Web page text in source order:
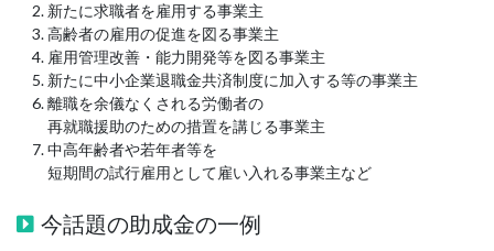
新たに求職者を雇用する事業主
高齢者の雇用の促進を図る事業主
雇用管理改善・能力開発等を図る事業主
新たに中小企業退職金共済制度に加入する等の事業主
離職を余儀なくされる労働者の
再就職援助のための措置を講じる事業主
中高年齢者や若年者等を
短期間の試行雇用として雇い入れる事業主など
今話題の助成金の一例